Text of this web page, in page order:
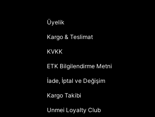
Üyelik
Kargo & Teslimat
KVKK
ETK Bilgilendirme Metni
İade, İptal ve Değişim
Kargo Takibi
Unmei Loyalty Club